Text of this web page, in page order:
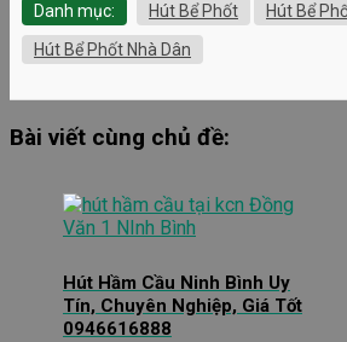
Danh mục: Hút Bể Phốt
Hút Bể
Hút Bể Phốt Nhà Dân
Bài viết cùng chủ đề:
Hút Hầm Cầu Ninh Bình Uy
Tín, Chuyên Nghiệp, Giá Tốt
0946616888